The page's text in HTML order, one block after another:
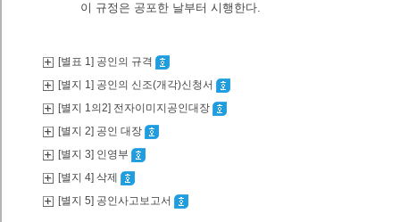
이 규정은 공포한 날부터 시행한다.
[별표 1] 공인의 규격
[별지 1] 공인의 신조(개각)신청서
[별지 1의2] 전자이미지공인대장
[별지 2] 공인 대장
[별지 3] 인영부
[별지 4] 삭제
[별지 5] 공인사고보고서